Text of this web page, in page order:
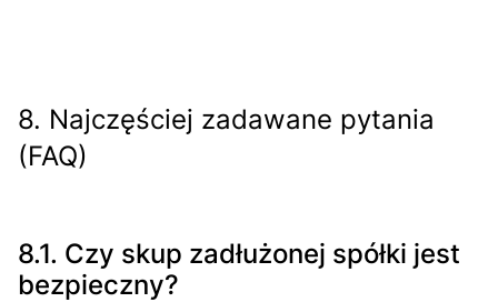
8. Najczęściej zadawane pytania
(FAQ)
8.1. Czy skup zadłużonej spółki jest
bezpieczny?